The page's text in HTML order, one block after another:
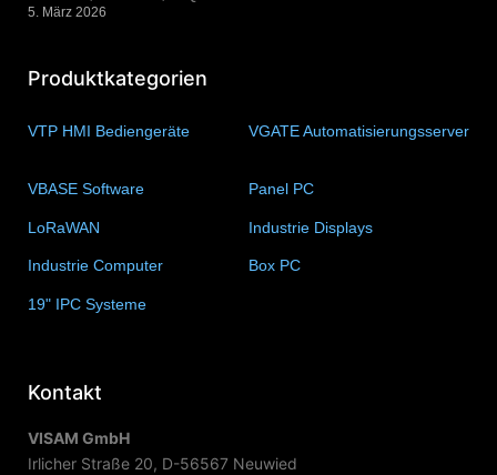
5. März 2026
Produktkategorien
VTP HMI Bediengeräte
VGATE Automatisierungsserver
VBASE Software Panel PC
LoRaWAN Industrie Displays
Industrie Computer Box PC
19" IPC Systeme
Kontakt
VISAM GmbH
Irlicher Straße 20, D-56567 Neuwied